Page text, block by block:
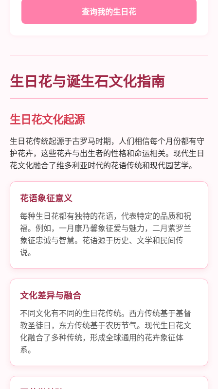
查询我的生日花
生日花与诞生石文化指南
生日花文化起源
生日花传统起源于古罗马时期，人们相信每个月份都有守
护花卉，这些花卉与出生者的性格和命运相关。现代生日
花文化融合了维多利亚时代的花语传统和现代园艺学。
花语象征意义
每种生日花都有独特的花语，代表特定的品质和祝
福。例如，一月康乃馨象征爱与魅力，二月紫罗兰
象征忠诚与智慧。花语源于历史、文学和民间传
说。
文化差异与融合
不同文化有不同的生日花传统。西方传统基于基督
教圣徒日，东方传统基于农历节气。现代生日花文
化融合了多种传统，形成全球通用的花卉象征体
系。